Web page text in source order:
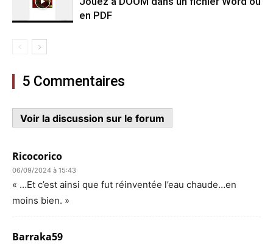
en PDF
5 Commentaires
Voir la discussion sur le forum
Ricocorico
06/09/2024 à 15:43
« …Et c’est ainsi que fut réinventée l’eau chaude…en
moins bien. »
Barraka59